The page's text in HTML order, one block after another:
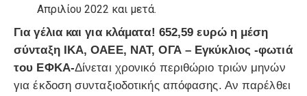
Απριλίου 2022 και μετά.
Για γέλια και για κλάματα! 652,59 ευρώ η μέση
σύνταξη ΙΚΑ, ΟΑΕΕ, ΝΑΤ, ΟΓΑ – Εγκύκλιος -φωτιά
του ΕΦΚΑ-Δίνεται χρονικό περιθώριο τριών μηνών
για έκδοση συνταξιοδοτικής απόφασης. Αν παρέλθει